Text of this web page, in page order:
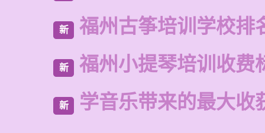
新 福州古筝培训学校排
新 福州小提琴培训收费
新 学音乐带来的最大收